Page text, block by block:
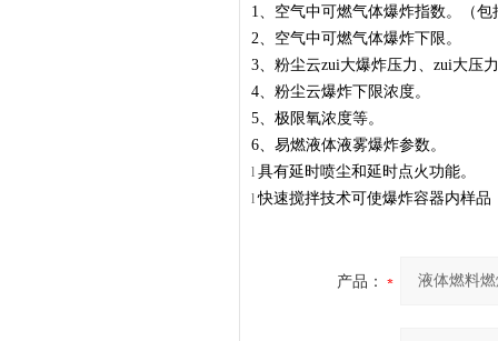
1、空气中可燃气体爆炸指数。（
2、空气中可燃气体爆炸下限。
3、粉尘云zui大爆炸压力、zui大压
4、粉尘云爆炸下限浓度。
5、极限氧浓度等。
6、易燃液体液雾爆炸参数。
l 具有延时喷尘和延时点火功能。
l快速搅拌技术可使爆炸容器内样品
产品：